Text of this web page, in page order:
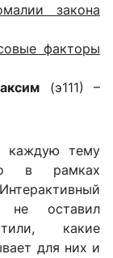
закона
факторы
(э111) –
каждую тему
в рамках
не оставил
какие
для них и